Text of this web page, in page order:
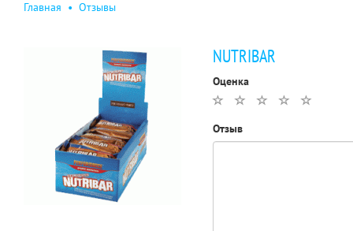
Главная • Отзывы
NUTRIBAR
Оценка
Отзыв